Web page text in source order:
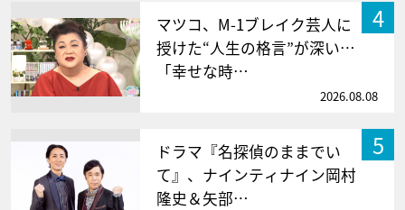
4
マツコ、M-1ブレイク芸人に
授けた“人生の格言”が深い…
「幸せな時…
2026.08.08
5
ドラマ『名探偵のままでい
て』、ナインティナイン岡村
隆史＆矢部…